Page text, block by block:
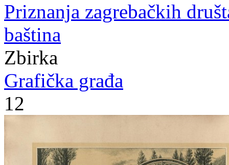
Priznanja zagrebačkih
baština
Zbirka
Grafička građa
12